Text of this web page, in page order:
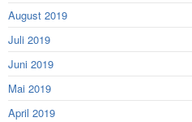
August 2019
Juli 2019
Juni 2019
Mai 2019
April 2019